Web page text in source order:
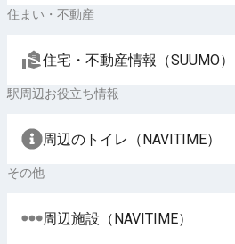
住まい・不動産
住宅・不動産情報（SUUMO）
駅周辺お役立ち情報
周辺のトイレ（NAVITIME）
その他
周辺施設（NAVITIME）